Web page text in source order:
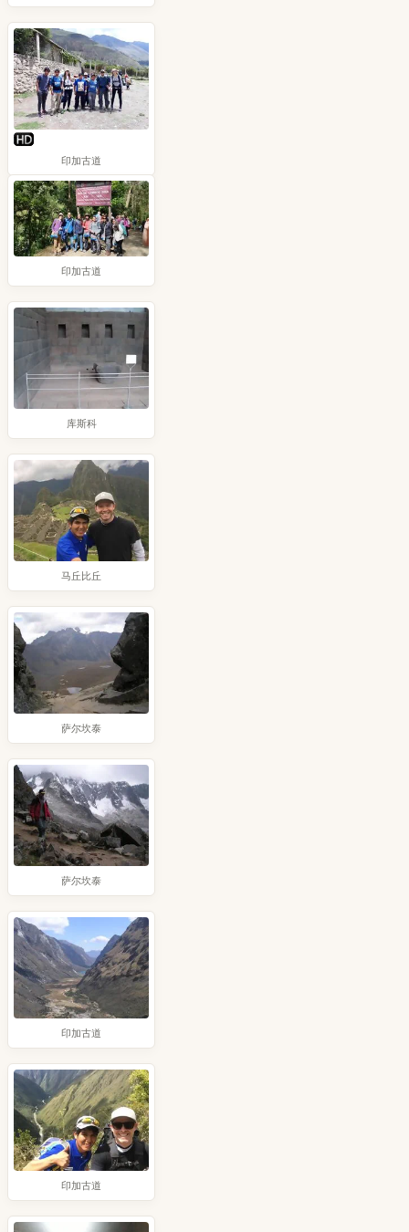
印加古道
印加古道
库斯科
马丘比丘
萨尔坎泰
萨尔坎泰
印加古道
印加古道